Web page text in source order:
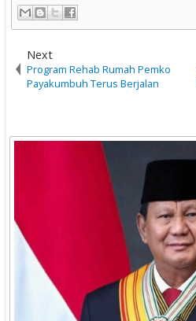
Next
Program Rehab Rumah Pemko
Payakumbuh Terus Berjalan